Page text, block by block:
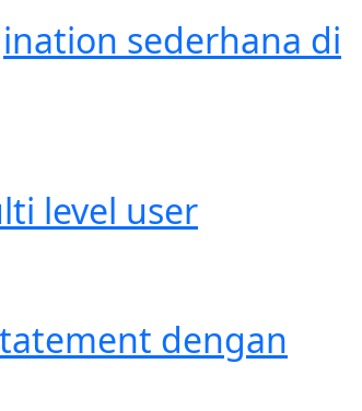
sederhana di
level user
dengan